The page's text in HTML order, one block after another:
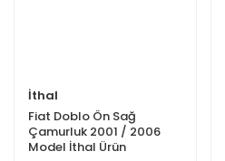
İthal
Fiat Doblo Ön Sağ
Çamurluk 2001 / 2006
Model İthal Ürün